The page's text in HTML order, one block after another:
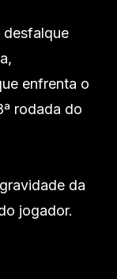
desfalque
enfrenta o
rodada do
da
jogador.